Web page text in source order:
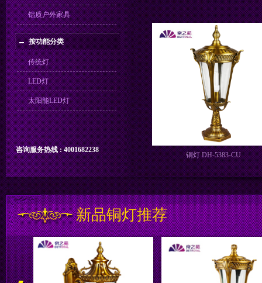
铝质户外家具
按功能分类
传统灯
LED灯
太阳能LED灯
咨询服务热线 : 4001682238
铜灯 DH-5383-CU
新品铜灯推荐